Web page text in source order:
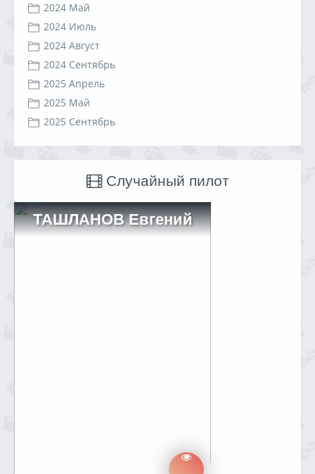
2024 Май
2024 Июль
2024 Август
2024 Сентябрь
2025 Апрель
2025 Май
2025 Сентябрь
Случайный пилот
ТАШЛАНОВ Евгений